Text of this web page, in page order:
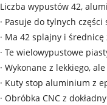
Liczba wypustów 42,
· Pasuje do tylnych
· Ma 42 splajny i
· Te wielowypustowe
· Wykonane z lekkiego,
· Kuty stop aluminium z
· Obróbka CNC z